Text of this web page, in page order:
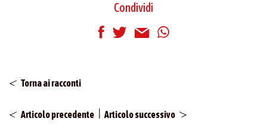
Condividi
Torna ai racconti
Articolo precedente Articolo successivo